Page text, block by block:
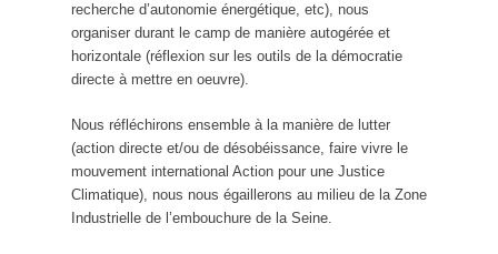
recherche d’autonomie énergétique, etc), nous
organiser durant le camp de manière autogérée et
horizontale (réflexion sur les outils de la démocratie
directe à mettre en oeuvre).
Nous réfléchirons ensemble à la manière de lutter
(action directe et/ou de désobéissance, faire vivre le
mouvement international Action pour une Justice
Climatique), nous nous égaillerons au milieu de la Zone
Industrielle de l’embouchure de la Seine.